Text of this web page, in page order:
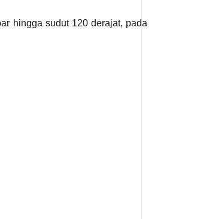
hingga sudut 120 derajat, pada